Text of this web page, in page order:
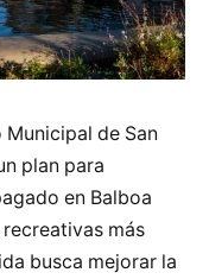
Municipal de San
plan para
en Balboa
más
busca mejorar la